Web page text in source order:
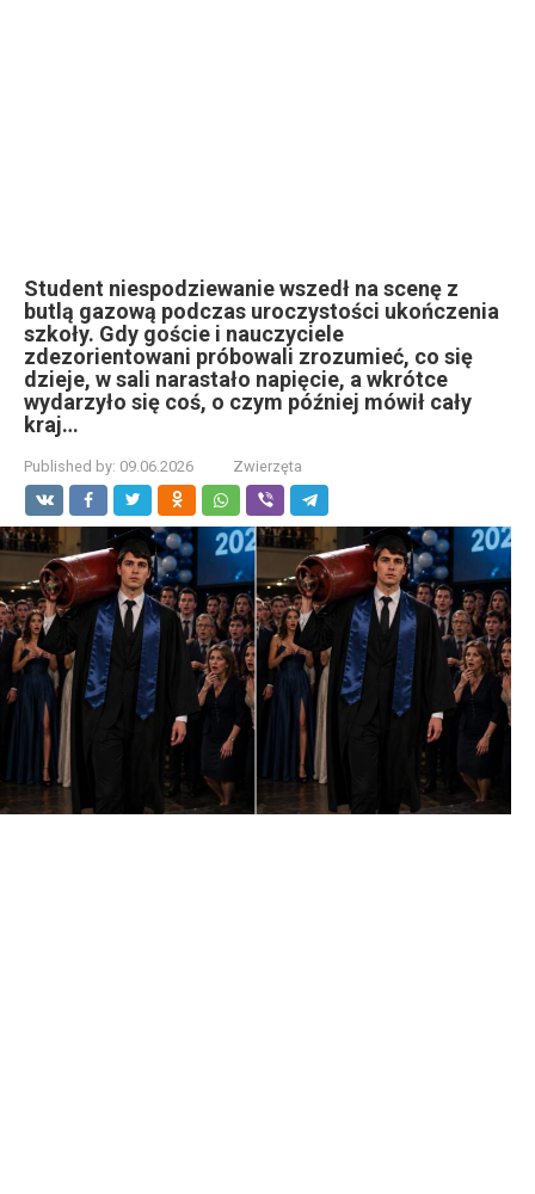
Student niespodziewanie wszedł na scenę z
butlą gazową podczas uroczystości ukończenia
szkoły. Gdy goście i nauczyciele
zdezorientowani próbowali zrozumieć, co się
dzieje, w sali narastało napięcie, a wkrótce
wydarzyło się coś, o czym później mówił cały
kraj…
Published by: 09.06.2026 Zwierzęta